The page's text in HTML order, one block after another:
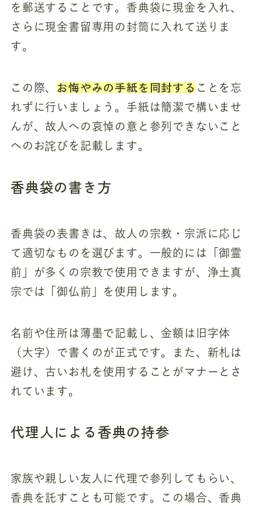
を郵送することです。香典袋に現金を入れ、
さらに現金書留専用の封筒に入れて送りま
す。
この際、 お悔やみの手紙を同封することを忘
れずに行いましょう。手紙は簡潔で構いませ
んが、故人への哀悼の意と参列できないこと
へのお詫びを記載します。
香典袋の書き方
香典袋の表書きは、故人の宗教・宗派に応じ
て適切なものを選びます。一般的には「御霊
前」が多くの宗教で使用できますが、浄土真
宗では「御仏前」を使用します。
名前や住所は薄墨で記載し、金額は旧字体
（大字）で書くのが正式です。また、新札は
避け、古いお札を使用することがマナーとさ
れています。
代理人による香典の持参
家族や親しい友人に代理で参列してもらい、
香典を託すことも可能です。この場合、香典